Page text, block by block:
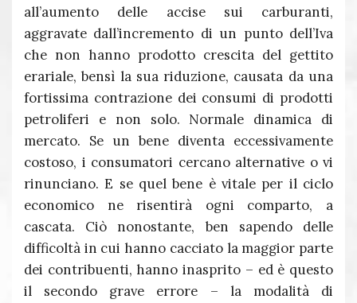
all’aumento delle accise sui carburanti,
aggravate dall’incremento di un punto dell’Iva
che non hanno prodotto crescita del gettito
erariale, bensì la sua riduzione, causata da una
fortissima contrazione dei consumi di prodotti
petroliferi e non solo. Normale dinamica di
mercato. Se un bene diventa eccessivamente
costoso, i consumatori cercano alternative o vi
rinunciano. E se quel bene è vitale per il ciclo
economico ne risentirà ogni comparto, a
cascata. Ciò nonostante, ben sapendo delle
difficoltà in cui hanno cacciato la maggior parte
dei contribuenti, hanno inasprito – ed è questo
il secondo grave errore – la modalità di